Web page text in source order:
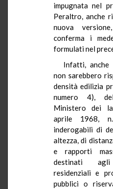
impugnata nel
Peraltro, anche
nuova
conferma i
formulati nel
Infatti, anche
non sarebbero
densità edilizia
numero 4),
Ministero dei
aprile 1968,
inderogabili di
altezza, di
e rapporti
destinati agli
residenziali e
pubblici o